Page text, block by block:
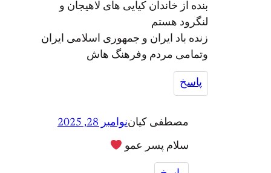
بنده از خاندان کیایی های لاهیجان و
لنگرود هستم
زنده باد ایران و جمهوری اسلامی ایران
وتمامی مردم وفرهنگ هاش
پاسخ
مصطفی کیاننوامبر 28, 2025
سلام پسر عمو